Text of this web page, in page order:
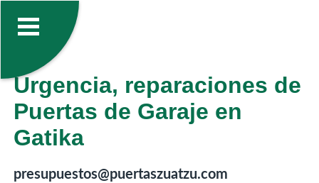
Urgencia, reparaciones de
Puertas de Garaje en
Gatika
presupuestos@puertaszuatzu.com